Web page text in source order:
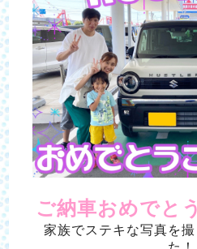
ご納車おめでと
家族でステキな写真を